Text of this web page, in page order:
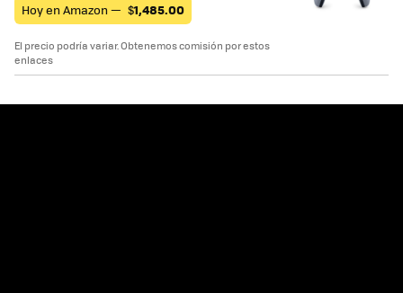
Hoy en Amazon — $1,485.00
El precio podría variar. Obtenemos comisión por estos
enlaces